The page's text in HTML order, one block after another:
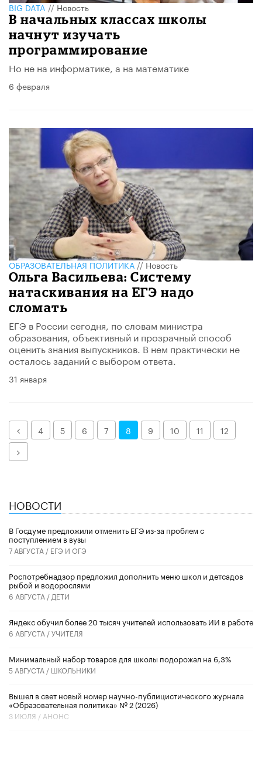
BIG DATA//Новость
В начальных классах школы
начнут изучать
программирование
Но не на информатике, а на математике
6 февраля
ОБРАЗОВАТЕЛЬНАЯ ПОЛИТИКА//Новость
Ольга Васильева: Систему
натаскивания на ЕГЭ надо
сломать
ЕГЭ в России сегодня, по словам министра
образования, объективный и прозрачный способ
оценить знания выпускников. В нем практически не
осталось заданий с выбором ответа.
31 января
Назад
4 5 6 7 8 9 10 11
12
Далее
НОВОСТИ
В Госдуме предложили отменить ЕГЭ из-за проблем с
поступлением в вузы
7 АВГУСТА / ЕГЭ И ОГЭ
Роспотребнадзор предложил дополнить меню школ и детсадов
рыбой и водорослями
6 АВГУСТА / ДЕТИ
​Яндекс обучил более 20 тысяч учителей использовать ИИ в работе
6 АВГУСТА /УЧИТЕЛЯ
Минимальный набор товаров для школы подорожал на 6,3%
5 АВГУСТА / ШКОЛЬНИКИ
Вышел в свет новый номер научно-публицистического журнала
«Образовательная политика» № 2 (2026)
3 ИЮЛЯ / АНОНС